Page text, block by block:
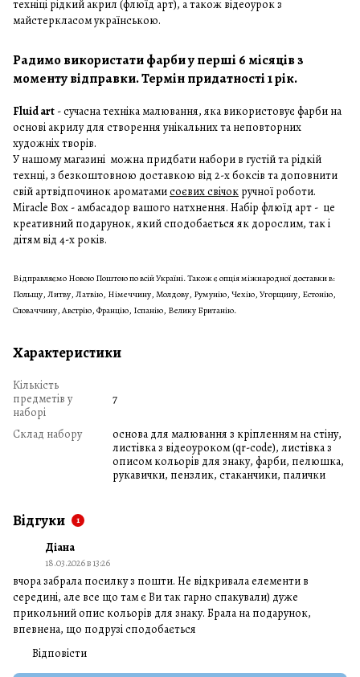
техніці рідкий акрил (флюїд арт), а також відеоурок з
майстеркласом українською.
Радимо використати фарби у перші 6 місяців з
моменту відправки. Термін придатності 1 рік.
Fluid art - сучасна техніка малювання, яка використовує фарби на
основі акрилу для створення унікальних та неповторних
художніх творів.
У нашомумагазині можна придбати набори в густійта рідкій
технці, з безкоштовною доставкою від 2-х боксів та доповнити
свій артвідпочинок ароматамисоєвих свічок ручної роботи.
Miracle Box - амбасадор вашого натхнення. Набір флюїд арт - це
креативний подарунок, який сподобається як дорослим, так і
дітям від 4-х років.
Відправляємо Новою Поштою по всій Україні. Також є опція міжнародної доставки в:
Польщу, Литву, Латвію, Німеччину, Молдову, Румунію, Чехію, Угорщину, Естонію,
Словаччину, Австрію, Францію, Іспанію, Велику Британію.
Характеристики
Кількість
предметів у
наборі
7
Склад набору
основа для малювання з кріпленням на стіну,
листівка з відеоуроком (qr-code), листівка з
описом кольорів для знаку, фарби, пелюшка,
рукавички, пензлик, стаканчики, палички
Відгуки 1
Діана
18.03.2026 в 13:26
вчора забрала посилку з пошти. Не відкривала елементи в
середині, але все що там є Ви так гарно спакували) дуже
прикольний опис кольорів для знаку. Брала на подарунок,
впевнена, що подрузі сподобається
Відповісти